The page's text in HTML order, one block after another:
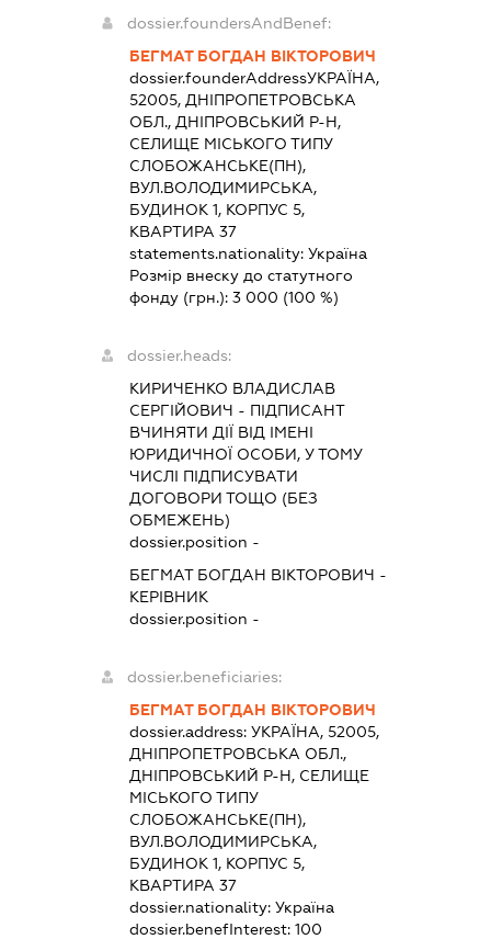
dossier.foundersAndBenef:
БЕГМАТ БОГДАН ВІКТОРОВИЧ
dossier.founderAddressУКРАЇНА,
52005, ДНІПРОПЕТРОВСЬКА
ОБЛ., ДНІПРОВСЬКИЙ Р-Н,
СЕЛИЩЕ МІСЬКОГО ТИПУ
СЛОБОЖАНСЬКЕ(ПН),
ВУЛ.ВОЛОДИМИРСЬКА,
БУДИНОК 1, КОРПУС 5,
КВАРТИРА 37
statements.nationality: Україна
Розмір внеску до статутного
фонду (грн.): 3 000 (100 %)
dossier.heads:
КИРИЧЕНКО ВЛАДИСЛАВ
СЕРГІЙОВИЧ - ПІДПИСАНТ
ВЧИНЯТИ ДІЇ ВІД ІМЕНІ
ЮРИДИЧНОЇ ОСОБИ, У ТОМУ
ЧИСЛІ ПІДПИСУВАТИ
ДОГОВОРИ ТОЩО (БЕЗ
ОБМЕЖЕНЬ)
dossier.position -
БЕГМАТ БОГДАН ВІКТОРОВИЧ -
КЕРІВНИК
dossier.position -
dossier.beneficiaries:
БЕГМАТ БОГДАН ВІКТОРОВИЧ
dossier.address: УКРАЇНА, 52005,
ДНІПРОПЕТРОВСЬКА ОБЛ.,
ДНІПРОВСЬКИЙ Р-Н, СЕЛИЩЕ
МІСЬКОГО ТИПУ
СЛОБОЖАНСЬКЕ(ПН),
ВУЛ.ВОЛОДИМИРСЬКА,
БУДИНОК 1, КОРПУС 5,
КВАРТИРА 37
dossier.nationality: Україна
dossier.benefInterest: 100